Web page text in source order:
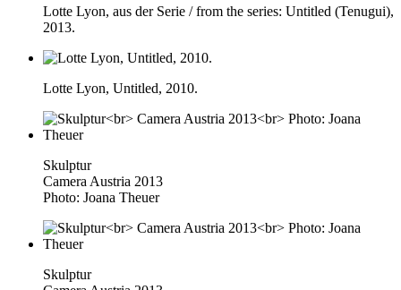
Lotte Lyon, aus der Serie / from the series: Untitled (Tenugui),
2013.
Lotte Lyon, Untitled, 2010.
Skulptur
Camera Austria 2013
Photo: Joana Theuer
Skulptur